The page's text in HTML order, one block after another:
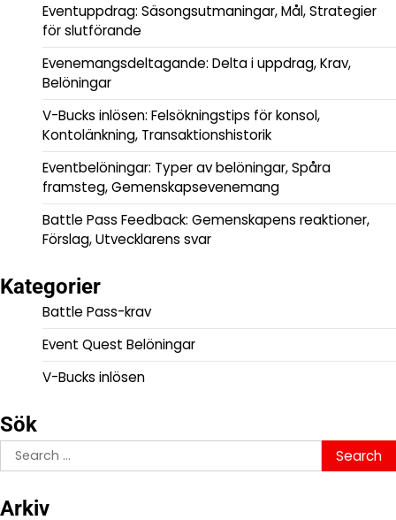
Eventuppdrag: Säsongsutmaningar, Mål, Strategier
för slutförande
Evenemangsdeltagande: Delta i uppdrag, Krav,
Belöningar
V-Bucks inlösen: Felsökningstips för konsol,
Kontolänkning, Transaktionshistorik
Eventbelöningar: Typer av belöningar, Spåra
framsteg, Gemenskapsevenemang
Battle Pass Feedback: Gemenskapens reaktioner,
Förslag, Utvecklarens svar
Kategorier
Battle Pass-krav
Event Quest Belöningar
V-Bucks inlösen
Sök
Search
for:
Arkiv